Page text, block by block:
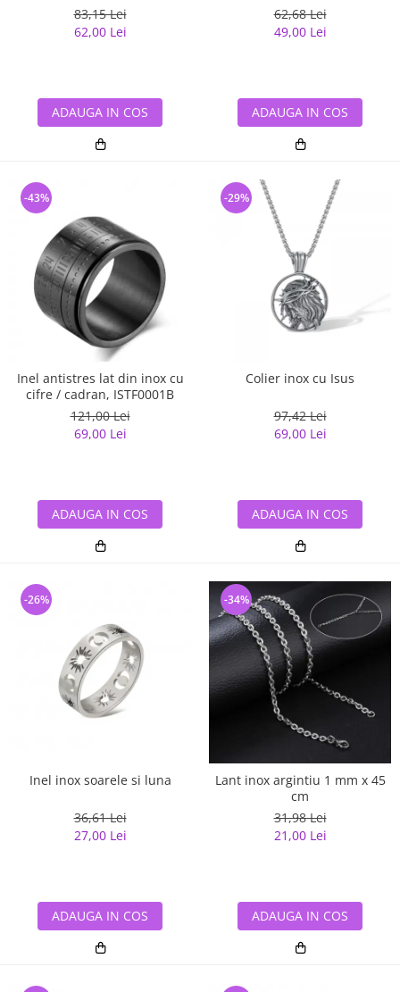
83,15 Lei
62,00 Lei
ADAUGA IN COS
62,68 Lei
49,00 Lei
ADAUGA IN COS
Inel antistres lat din inox cu
cifre / cadran, ISTF0001B
121,00 Lei
69,00 Lei
-43%
ADAUGA IN COS
Colier inox cu Isus
97,42 Lei
69,00 Lei
-29%
ADAUGA IN COS
Inel inox soarele si luna
36,61 Lei
27,00 Lei
-26%
ADAUGA IN COS
Lant inox argintiu 1 mm x 45
cm
31,98 Lei
21,00 Lei
-34%
ADAUGA IN COS